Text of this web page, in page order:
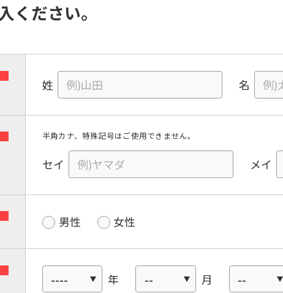
ください。
姓 名
半角カナ、特殊記号はご使用できません。
セイ メイ
男性 女性
年 月